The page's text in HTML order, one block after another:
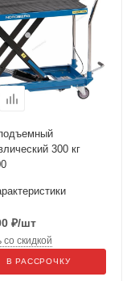
300 кг
₽/шт
со скидкой
В РАССРОЧКУ